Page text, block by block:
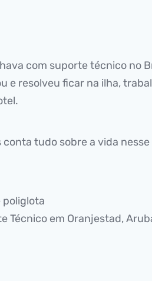
com suporte técnico no
e resolveu ficar na ilha,
conta tudo sobre a vida
poliglota
Técnico em Oranjestad,